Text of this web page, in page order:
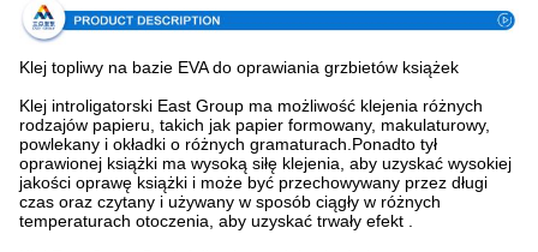
Klej topliwy na bazie EVA do oprawiania grzbietów książek
Klej introligatorski East Group ma możliwość klejenia różnych
rodzajów papieru, takich jak papier formowany, makulaturowy,
powlekany i okładki o różnych gramaturach.Ponadto tył
oprawionej książki ma wysoką siłę klejenia, aby uzyskać wysokiej
jakości oprawę książki i może być przechowywany przez długi
czas oraz czytany i używany w sposób ciągły w różnych
temperaturach otoczenia, aby uzyskać trwały efekt .